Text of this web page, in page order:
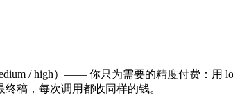
/ high）—— 你只为需要的精度付费：用
稿，每次调用都收同样的钱。